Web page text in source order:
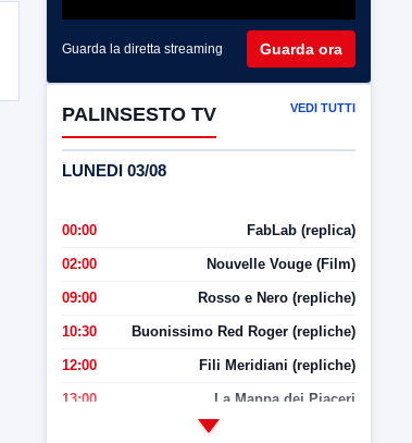
Guarda la diretta streaming Guarda ora
PALINSESTO TV VEDI TUTTI
LUNEDI 03/08
00:00 FabLab (replica)
02:00 Nouvelle Vouge (Film)
09:00 Rosso e Nero (repliche)
10:30 Buonissimo Red Roger (repliche)
12:00 Fili Meridiani (repliche)
13:00 La Mappa dei Piaceri